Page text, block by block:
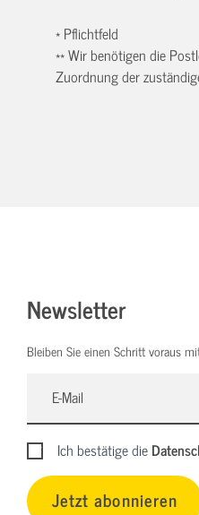
* Pflichtfeld
** Wir benötigen die
Zuordnung der
Newsletter
Bleiben Sie einen Schritt voraus
Ich bestätige die
Jetzt abonnieren